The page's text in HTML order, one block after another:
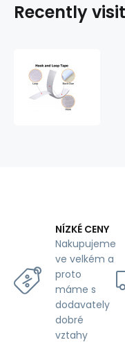
Recently
NÍZKÉ CENY
Nakupujeme
ve velkém a
proto
máme s
dodavately
dobré
vztahy